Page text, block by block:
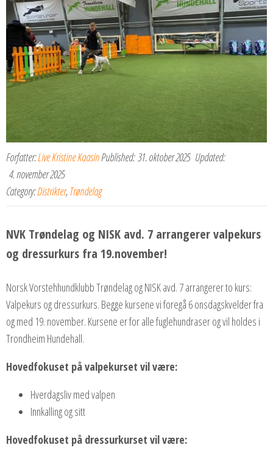
Forfatter:Live Kristine KaasinPublished: 31. oktober 2025 Updated:
4. november 2025
Category:Distrikter, Trøndelag
NVK Trøndelag og NISK avd. 7 arrangerer valpekurs
og dressurkurs fra 19.november!
Norsk Vorstehhundklubb Trøndelag og NISK avd. 7 arrangerer to kurs:
Valpekurs og dressurkurs. Begge kursene vi foregå 6 onsdagskvelder fra
og med 19. november. Kursene er for alle fuglehundraser og vil holdes i
Trondheim Hundehall.
Hovedfokuset på valpekurset vil være:
Hverdagsliv med valpen
Innkalling og sitt
Hovedfokuset på dressurkurset vil være: